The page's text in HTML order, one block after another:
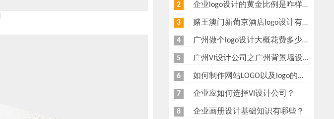
2 企业logo设计的黄金比例是咋样？
3 赌王澳门新葡京酒店logo设计有什么意义？为什么新葡京酒店logo要做金色主调？
4 广州做个logo设计大概花费多少钱
5 广州VI设计公司之广州背景墙设计多少钱？广州形象墙制作公司怎么收费？
6 如何制作网站LOGO以及logo的重要性
7 企业应如何选择VI设计公司？
8 企业画册设计基础知识有哪些？